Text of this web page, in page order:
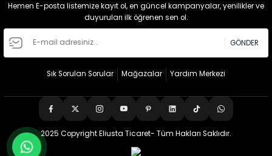
Hemen E-posta listemize kayıt ol, en güncel kampanyalar, yenilikler ve
duyuruları ilk öğrenen sen ol.
GÖNDER
Sık Sorulan Sorular Mağazalar Yardım Merkezi
2025 Copyright Eliusta Ticaret- Tüm Hakları Saklıdır.